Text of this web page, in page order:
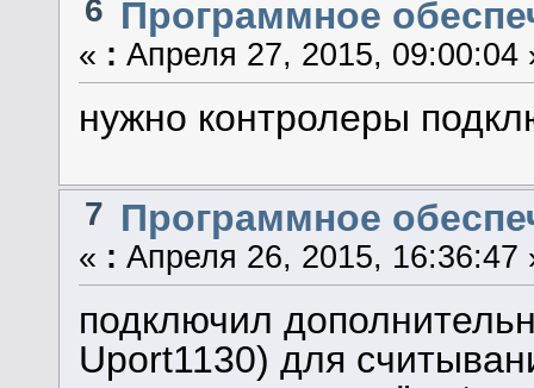
6 Программное
« : Апреля 27, 2015, 09:00:04
нужно контролеры
7 Программное
« : Апреля 26, 2015, 16:36:47
подключил
Uport1130) для